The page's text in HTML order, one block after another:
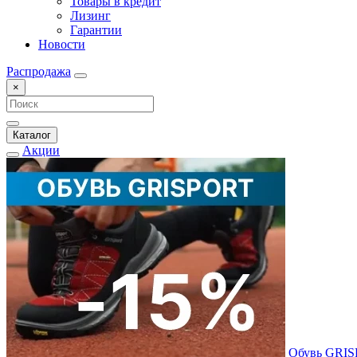
Лизинг
Гарантии
Новости
Распродажа
×
Каталог
Акции
Обувь